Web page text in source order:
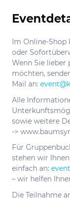
Im Online-
oder
Wenn Sie lieber
möchten,
Mail an:
Alle
sowie weitere
->
Für
stehen wir
einfach an:
– wir helfen
Die Teilnahme